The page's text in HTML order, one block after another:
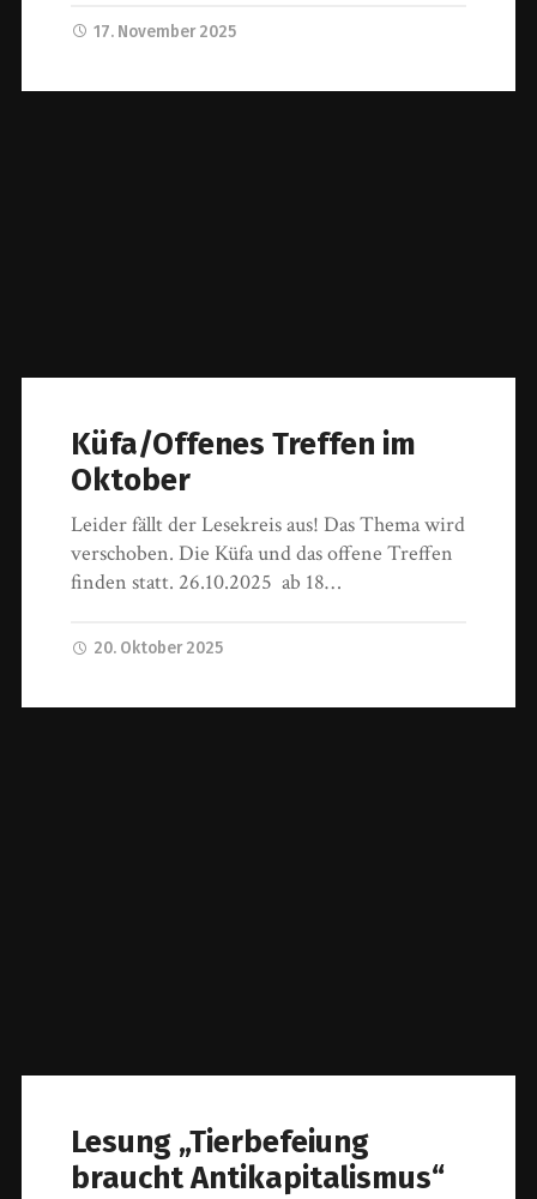
17. November 2025
Küfa/Offenes Treffen im
Oktober
Leider fällt der Lesekreis aus! Das Thema wird
verschoben. Die Küfa und das offene Treffen
finden statt. 26.10.2025 ab 18…
20. Oktober 2025
Lesung „Tierbefeiung
braucht Antikapitalismus“